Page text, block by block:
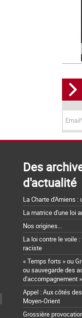
Des
d'actualité
La Charte d'Amiens
La matrice d'une loi
Nos origines...
La loi contre le voile
raciste
« Temps forts » ou
ou sauvegarde des
d'accompagnement
Appel : Aux côtés
Moyen-Orient
Grossière